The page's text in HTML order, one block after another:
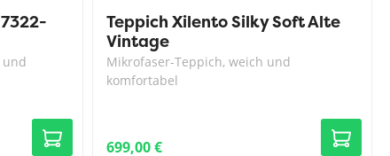
und
Teppich Xilento Silky Soft Alte
Vintage
Mikrofaser-Teppich, weich und
komfortabel
699,00 €